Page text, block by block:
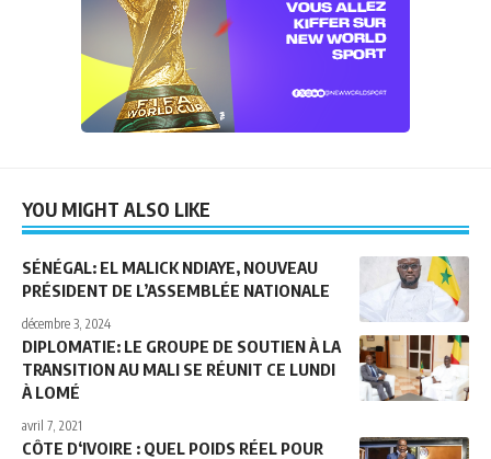
YOU MIGHT ALSO LIKE
SÉNÉGAL: EL MALICK NDIAYE, NOUVEAU
PRÉSIDENT DE L’ASSEMBLÉE NATIONALE
décembre 3, 2024
DIPLOMATIE: LE GROUPE DE SOUTIEN À LA
TRANSITION AU MALI SE RÉUNIT CE LUNDI
À LOMÉ
avril 7, 2021
CÔTE D‘IVOIRE : QUEL POIDS RÉEL POUR